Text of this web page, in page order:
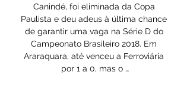
Canindé, foi eliminada da Copa
Paulista e deu adeus à última chance
de garantir uma vaga na Série D do
Campeonato Brasileiro 2018. Em
Araraquara, até venceu a Ferroviária
por 1 a 0, mas o …